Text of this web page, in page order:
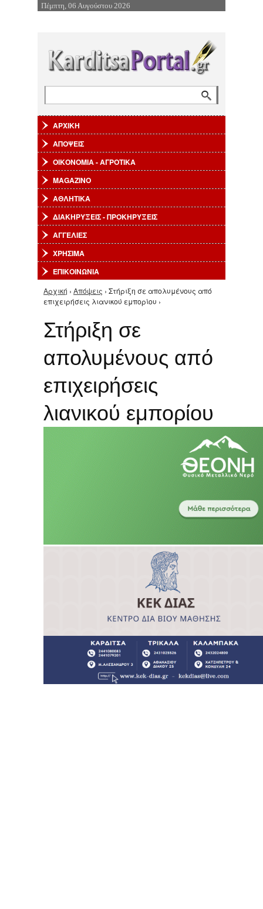
Επιστροφή στην Πλοήγηση
Πέμπτη, 06 Αυγούστου 2026
ΑΡΧΙΚΗ
ΑΠΟΨΕΙΣ
ΟΙΚΟΝΟΜΙΑ - ΑΓΡΟΤΙΚΑ
MAGAZINO
ΑΘΛΗΤΙΚΑ
ΔΙΑΚΗΡΥΞΕΙΣ - ΠΡΟΚΗΡΥΞΕΙΣ
ΑΓΓΕΛΙΕΣ
ΧΡΗΣΙΜΑ
ΕΠΙΚΟΙΝΩΝΙΑ
Είστε εδώ
Αρχική › Απόψεις › Στήριξη σε απολυμένους από
επιχειρήσεις λιανικού εμπορίου ›
Στήριξη σε
απολυμένους από
επιχειρήσεις
λιανικού εμπορίου